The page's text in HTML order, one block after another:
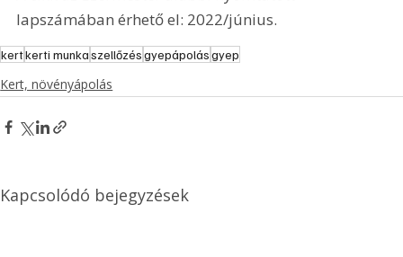
lapszámában érhető el: 2022/június.
kertkerti munkaszellőzésgyepápolásgyep
Kert, növényápolás
Kapcsolódó bejegyzések